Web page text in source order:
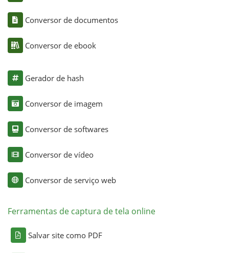
Conversor de documentos
Conversor de ebook
Gerador de hash
Conversor de imagem
Conversor de softwares
Conversor de vídeo
Conversor de serviço web
Ferramentas de captura de tela online
Salvar site como PDF